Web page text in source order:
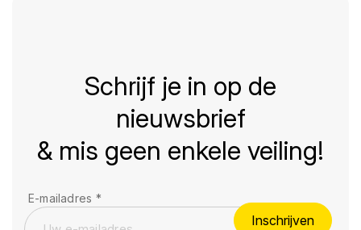
Schrijf je in op de
nieuwsbrief
& mis geen enkele veiling!
E-mailadres *
Inschrijven